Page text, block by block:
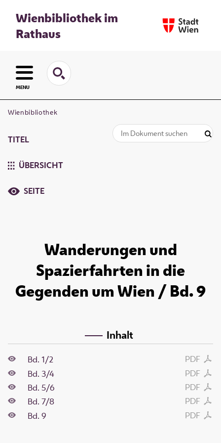
Wienbibliothek im
Rathaus
MENU
Wienbibliothek
TITEL
ÜBERSICHT
SEITE
Wanderungen und
Spazierfahrten in die
Gegenden um Wien / Bd. 9
Inhalt
PDF
Bd. 1/2
PDF
Bd. 3/4
PDF
Bd. 5/6
PDF
Bd. 7/8
PDF
Bd. 9